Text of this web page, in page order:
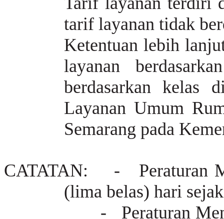
tarif layanan tidak
Ketentuan lebih
layanan
berdasarkan kelas
Layanan Umum
Semarang pada
CATATAN:
- Peraturan
(lima belas) hari
- Peraturan